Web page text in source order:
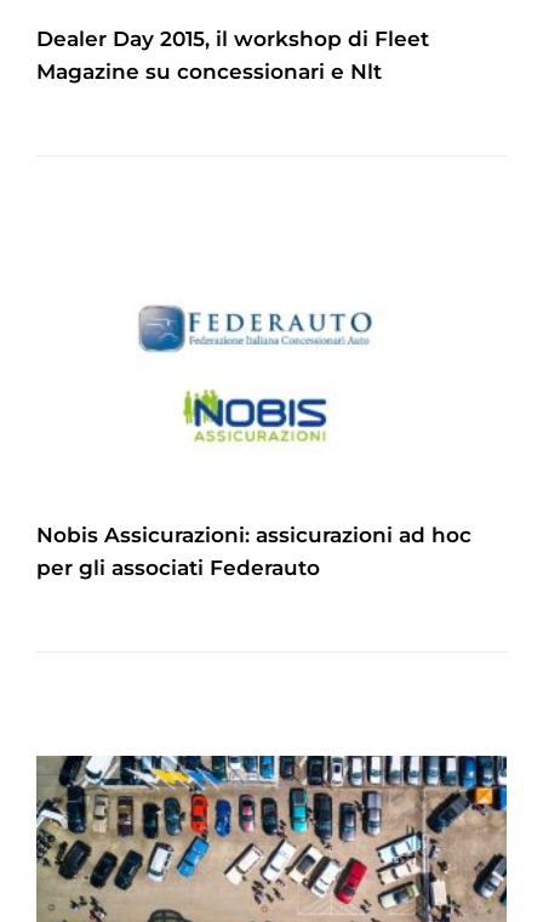
Dealer Day 2015, il workshop di Fleet
Magazine su concessionari e Nlt
Nobis Assicurazioni: assicurazioni ad hoc
per gli associati Federauto